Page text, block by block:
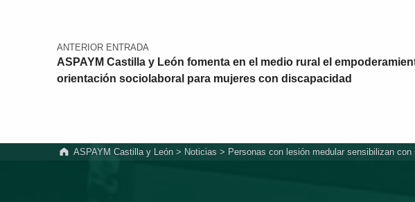
ANTERIOR ENTRADA
ASPAYM Castilla y León fomenta en el medio rural el
orientación sociolaboral para mujeres con discapacidad
ASPAYM Castilla y León> Noticias > Personas con lesión medular sensibilizan